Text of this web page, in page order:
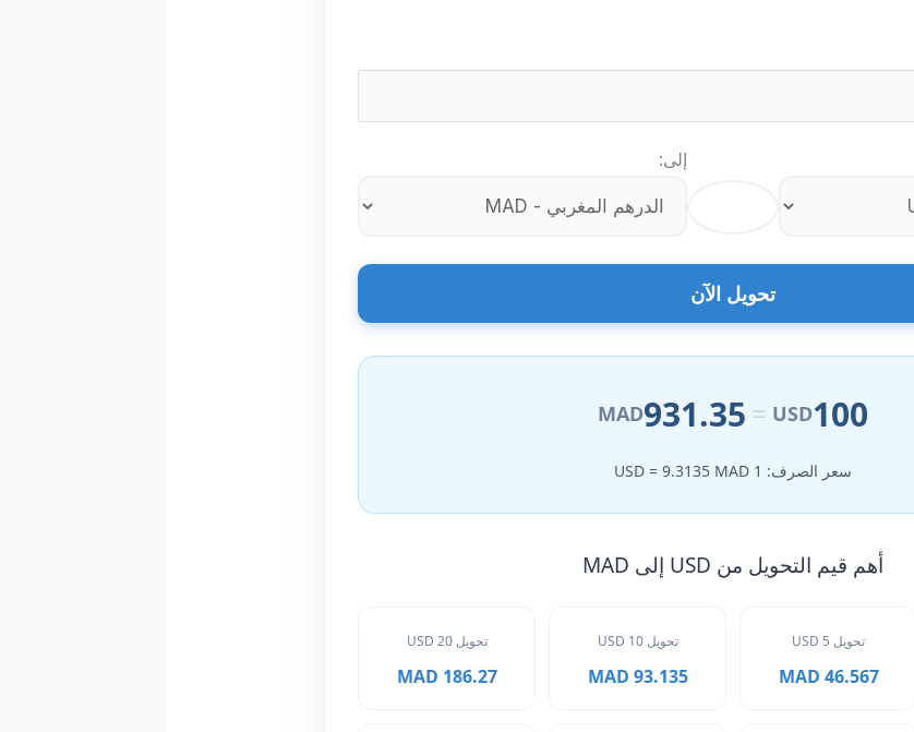
إلى:
تحويل الآن
100
USD
=
931.35
MAD
سعر الصرف: 1 USD = 9.3135 MAD
أهم قيم التحويل من USD إلى MAD
تحويل 5 USD
46.567 MAD
تحويل 10 USD
93.135 MAD
تحويل 20 USD
186.27 MAD